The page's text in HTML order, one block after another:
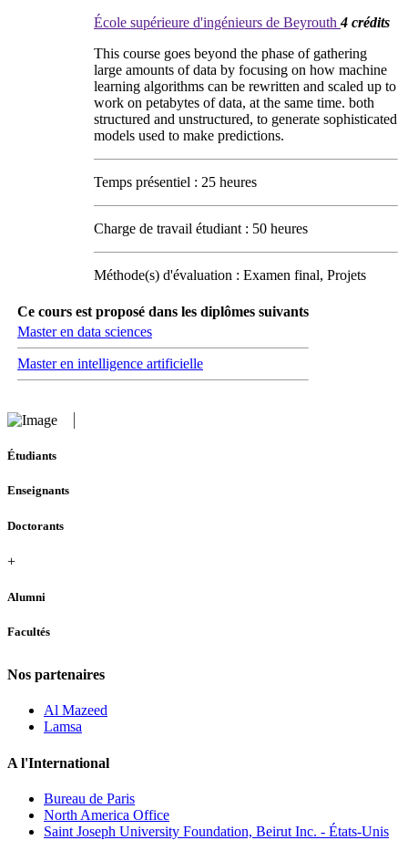
École supérieure d'ingénieurs de Beyrouth4 crédits
This course goes beyond the phase of gathering
large amounts of data by focusing on how machine
learning algorithms can be rewritten and scaled up to
work on petabytes of data, at the same time. both
structured and unstructured, to generate sophisticated
models used to make predictions.
Temps présentiel : 25 heures
Charge de travail étudiant : 50 heures
Méthode(s) d'évaluation : Examen final, Projets
Ce cours est proposé dans les diplômes suivants
Master en data sciences
Master en intelligence artificielle
Étudiants
Enseignants
Doctorants
+
Alumni
Facultés
Nos partenaires
Al Mazeed
Lamsa
A l'International
Bureau de Paris
North America Office
Saint Joseph University Foundation, Beirut Inc. - États-Unis